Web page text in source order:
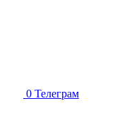
0 Телеграм